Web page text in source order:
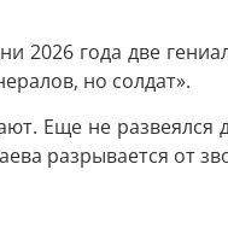
2026 года две
но солдат».
Еще не
разрывается от